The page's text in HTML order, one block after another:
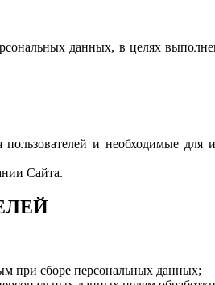
данных, в целях
и необходимые
Сайта.
при сборе персональных данных;